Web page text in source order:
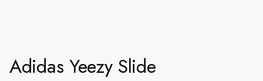
Adidas Yeezy Slide